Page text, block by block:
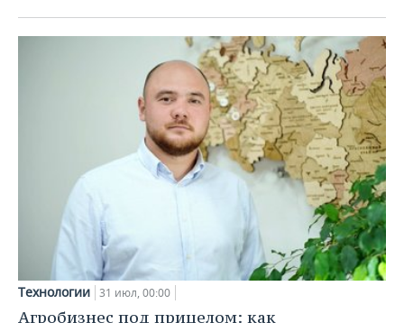
Технологии 31 июл, 00:00
Агробизнес под прицелом: как